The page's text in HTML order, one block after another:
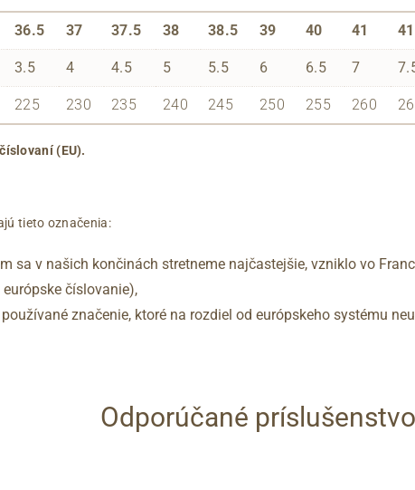
36.5 37 37.5 38 38.5 39 40 41
3.5 4 4.5 5 5.5 6 6.5 7
225 230 235 240 245 250 255 260
(EU).
tieto označenia:
sa v našich končinách stretneme najčastejšie, vzniklo vo
číslovanie),
značenie, ktoré na rozdiel od európskeho systému
Odporúčané príslušenstvo